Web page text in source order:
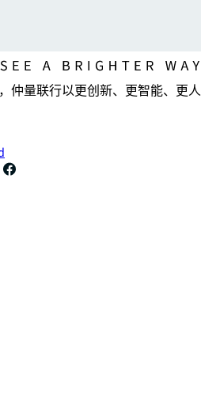
仲量联行以更创新、更智能、更